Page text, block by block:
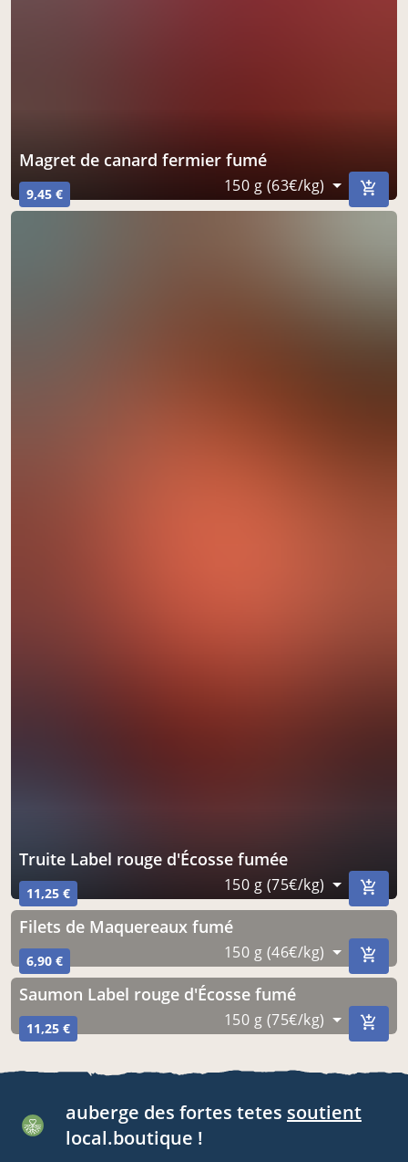
Magret de canard fermier fumé
9,45 € 150 g (63€/kg)
Truite Label rouge d'Écosse fumée
11,25 € 150 g (75€/kg)
Filets de Maquereaux fumé
6,90 € 150 g (46€/kg)
Saumon Label rouge d'Écosse fumé
11,25 € 150 g (75€/kg)
auberge des fortes tetes soutient
local.boutique !